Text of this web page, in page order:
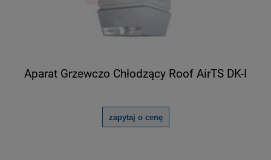
Aparat Grzewczo Chłodzący Roof AirTS DK-I
zapytaj o cenę